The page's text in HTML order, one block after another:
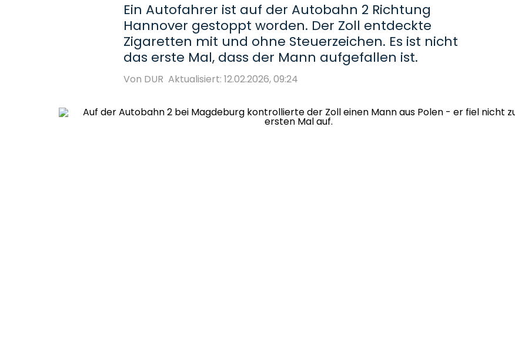
Ein Autofahrer ist auf der Autobahn 2 Richtung
Hannover gestoppt worden. Der Zoll entdeckte
Zigaretten mit und ohne Steuerzeichen. Es ist nicht
das erste Mal, dass der Mann aufgefallen ist.
Von DUR Aktualisiert: 12.02.2026, 09:24